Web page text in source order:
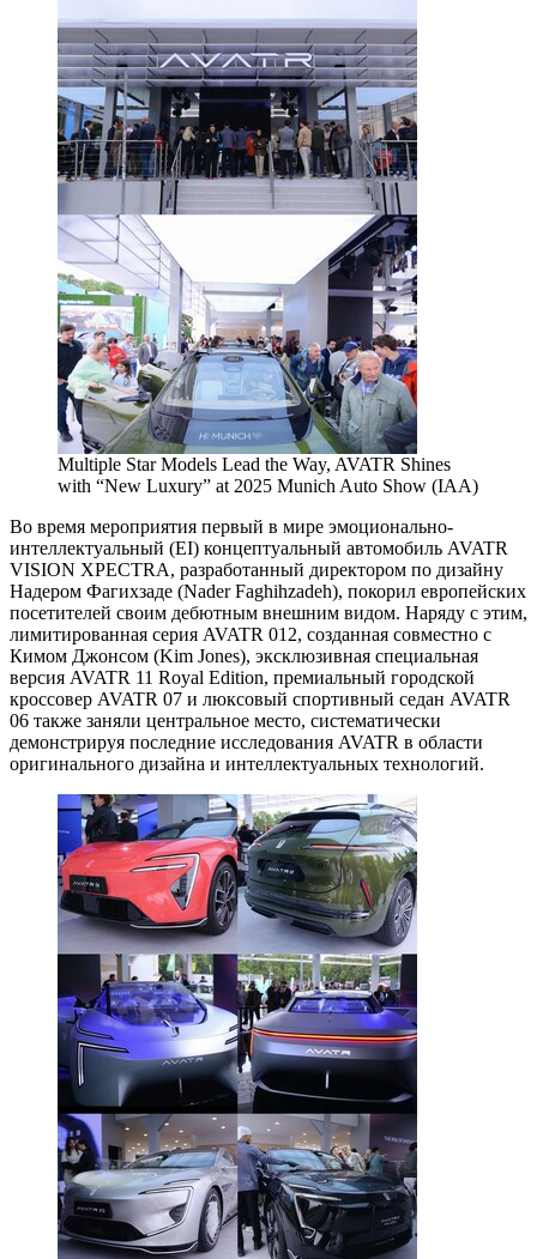
Multiple Star Models Lead the Way, AVATR Shines
with “New Luxury” at 2025 Munich Auto Show (IAA)
Во время мероприятия первый в мире эмоционально-
интеллектуальный (EI) концептуальный автомобиль AVATR
VISION XPECTRA, разработанный директором по дизайну
Надером Фагихзаде (Nader Faghihzadeh), покорил европейских
посетителей своим дебютным внешним видом. Наряду с этим,
лимитированная серия AVATR 012, созданная совместно с
Кимом Джонсом (Kim Jones), эксклюзивная специальная
версия AVATR 11 Royal Edition, премиальный городской
кроссовер AVATR 07 и люксовый спортивный седан AVATR
06 также заняли центральное место, систематически
демонстрируя последние исследования AVATR в области
оригинального дизайна и интеллектуальных технологий.